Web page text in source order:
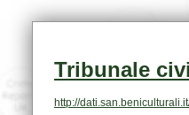
Tribunale
http://